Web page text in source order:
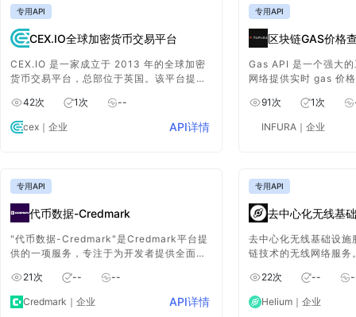
专用API
CEX.IO全球加密货币交易平台
CEX.IO 是一家成立于 2013 年的全球加密
货币交易平台，总部位于英国。该平台提供
交易、存储和赚取加密货币。CEX.IO 支持
超过 150 种加密货币，涵盖 300 多个市
场，满足不同用户的需求。
42次 1 次 --
cex ｜企业 API详情
专用API
区块链GAS价格
Gas API 是一个强大
网络提供实时 gas 价
的最新信息 在以太坊
链上的实时GAS价格
91 次 1 次
INFURA ｜企业
专用API
代币数据-Credmark
"代币数据-Credmark"是Credmark平台提
供的一项服务，专注于为开发者提供全面、
据。21 次 -- --
Credmark ｜企业 API详情
专用API
去中心化无线基
去中心化无线基础设施
链技术的无线网络服
且去中心化的网络，
网络来获得奖励，并在
和数据传输服务。
22次 --
Helium ｜企业